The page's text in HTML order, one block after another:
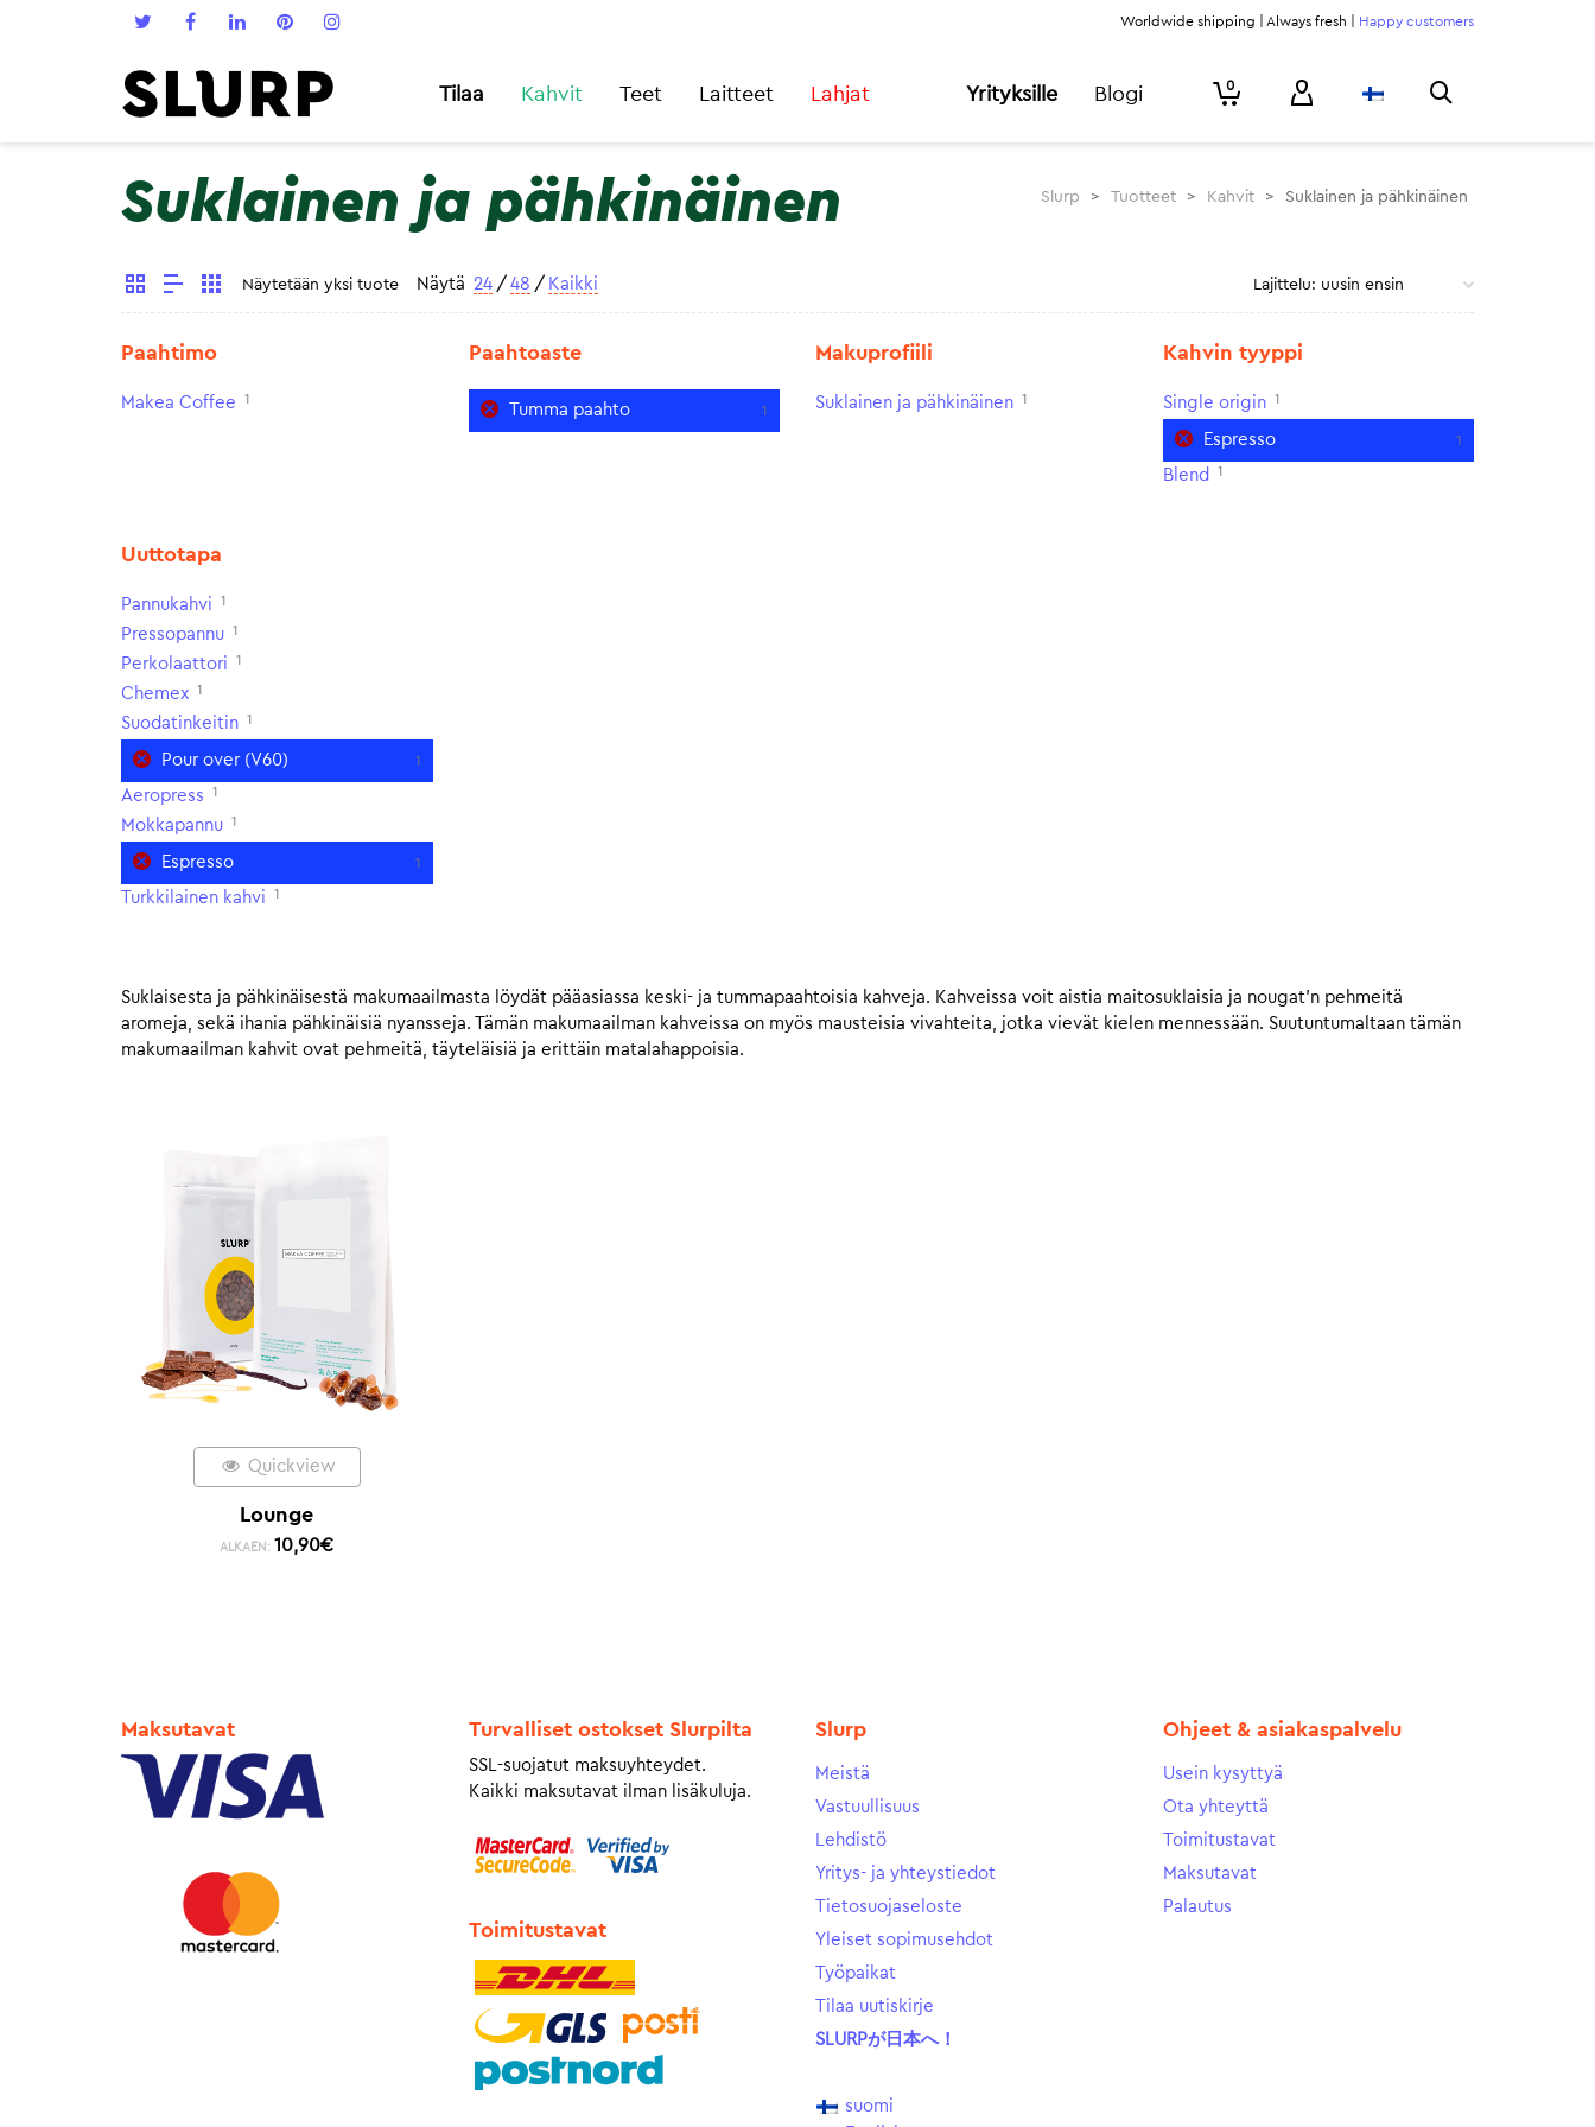
Worldwide shipping | Always fresh | Happy customers
Tilaa Kahvit Teet Laitteet Lahjat Yrityksille Blogi 0
Suklainen ja pähkinäinen Slurp > Tuotteet > Kahvit > Suklainen ja pähkinäinen
Näytetään yksi tuote Näytä 24 / 48 / Kaikki
Paahtimo
Makea Coffee 1
Paahtoaste
Tumma paahto 1
Makuprofiili
Suklainen ja pähkinäinen 1
Kahvin tyyppi
Single origin 1
Espresso 1
Blend 1
Uuttotapa
Pannukahvi 1
Pressopannu 1
Perkolaattori 1
Chemex 1
Suodatinkeitin 1
Pour over (V60) 1
Aeropress 1
Mokkapannu 1
Espresso 1
Turkkilainen kahvi 1
Suklaisesta ja pähkinäisestä makumaailmasta löydät pääasiassa keski- ja tummapaahtoisia kahveja. Kahveissa voit aistia maitosuklaisia ja nougat’n pehmeitä
aromeja, sekä ihania pähkinäisiä nyansseja. Tämän makumaailman kahveissa on myös mausteisia vivahteita, jotka vievät kielen mennessään. Suutuntumaltaan tämän
makumaailman kahvit ovat pehmeitä, täyteläisiä ja erittäin matalahappoisia.
Quickview
Lounge
ALKAEN: 10,90€
Maksutavat Turvalliset ostokset Slurpilta
SSL-suojatut maksuyhteydet.
Kaikki maksutavat ilman lisäkuluja.
Toimitustavat
Slurp
Meistä
Vastuullisuus
Lehdistö
Yritys- ja yhteystiedot
Tietosuojaseloste
Yleiset sopimusehdot
Työpaikat
Tilaa uutiskirje
SLURPが日本へ！
suomi
Ohjeet & asiakaspalvelu
Usein kysyttyä
Ota yhteyttä
Toimitustavat
Maksutavat
Palautus